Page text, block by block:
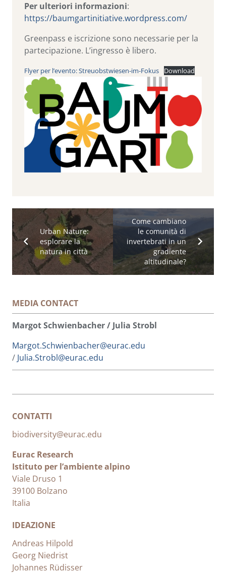
Per ulteriori informazioni:
https://baumgartinitiative.wordpress.com/
Greenpass e iscrizione sono necessarie per la
partecipazione. L’ingresso è libero.
Flyer per l’evento: Streuobstwiesen-im-Fokus Download
Urban Nature:
esplorare la
natura in città
Come cambiano
le comunità di
invertebrati in un
gradiente
altitudinale?
MEDIA CONTACT
Margot Schwienbacher / Julia Strobl
Margot.Schwienbacher@eurac.edu
/ Julia.Strobl@eurac.edu
CONTATTI
biodiversity@eurac.edu
Eurac Research
Istituto per l’ambiente alpino
Viale Druso 1
39100 Bolzano
Italia
IDEAZIONE
Andreas Hilpold
Georg Niedrist
Johannes Rüdisser